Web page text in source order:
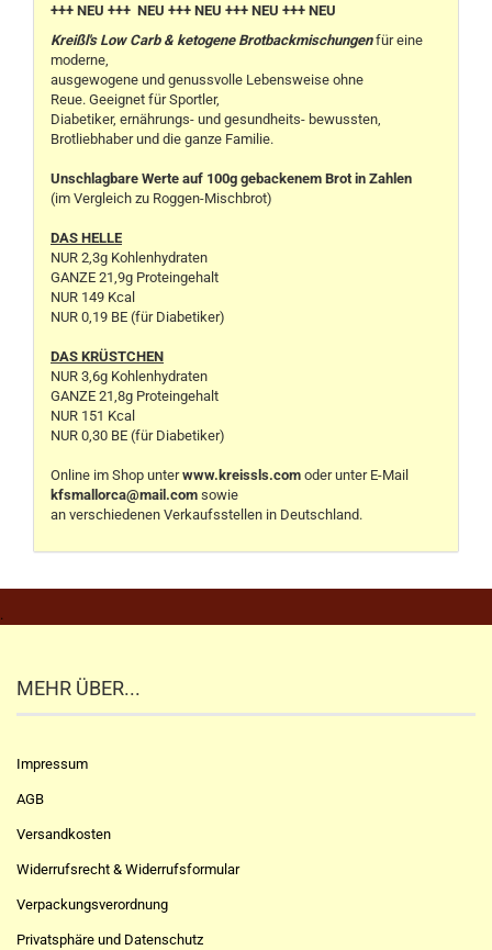
+++ NEU +++ NEU +++ NEU +++ NEU +++ NEU
Kreißl's Low Carb & ketogene Brotbackmischungenfür eine
moderne,
ausgewogene und genussvolle Lebensweise ohne
Reue. Geeignet für Sportler,
Diabetiker, ernährungs- und gesundheits- bewussten,
Brotliebhaber und die ganze Familie.
Unschlagbare Werte auf 100g gebackenem Brot in Zahlen
(im Vergleich zu Roggen-Mischbrot)
DAS HELLE
NUR 2,3g Kohlenhydraten
GANZE 21,9g Proteingehalt
NUR 149 Kcal
NUR 0,19 BE (für Diabetiker)
DAS KRÜSTCHEN
NUR 3,6g Kohlenhydraten
GANZE 21,8g Proteingehalt
NUR 151 Kcal
NUR 0,30 BE (für Diabetiker)
Online im Shop unterwww.kreissls.com oder unter E-Mail
kfsmallorca@mail.com sowie
an verschiedenen Verkaufsstellen in Deutschland.
.
MEHR ÜBER...
Impressum
AGB
Versandkosten
Widerrufsrecht & Widerrufsformular
Verpackungsverordnung
Privatsphäre und Datenschutz